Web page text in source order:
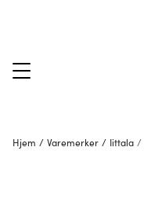
Hjem / Varemerker / Iittala /